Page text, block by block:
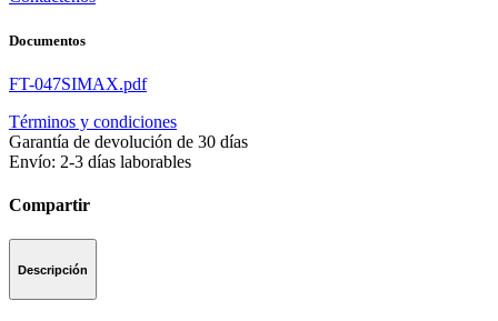
Documentos
FT-047SIMAX.pdf
Términos y condiciones
Garantía de devolución de 30 días
Envío: 2-3 días laborables
Compartir
Descripción